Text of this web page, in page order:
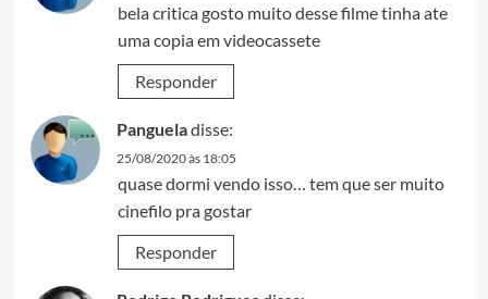
bela critica gosto muito desse filme tinha ate
uma copia em videocassete
Responder
Pangueladisse:
25/08/2020 às 18:05
quase dormi vendo isso… tem que ser muito
cinefilo pra gostar
Responder